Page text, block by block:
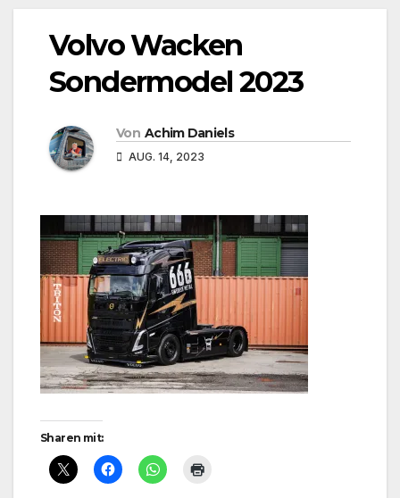
Volvo Wacken
Sondermodel 2023
Von Achim Daniels
AUG. 14, 2023
Sharen mit: